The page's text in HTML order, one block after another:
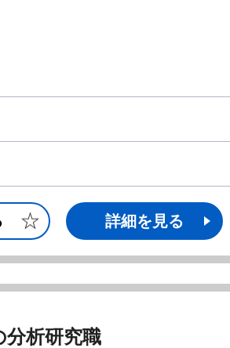
詳細を見る
分析研究職